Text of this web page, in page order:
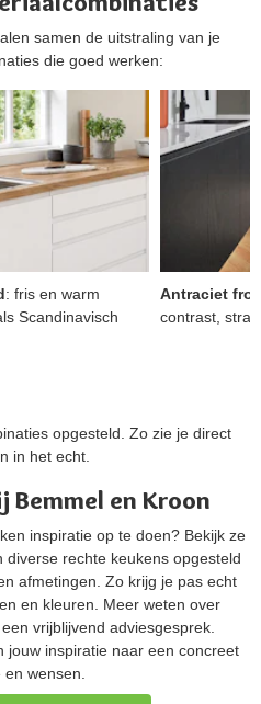
samen de uitstraling van je
die goed werken:
: fris en warm
Scandinavisch
Antraciet
contrast,
opgesteld. Zo zie je direct
in het echt.
Bemmel en Kroon
inspiratie op te doen? Bekijk ze
rechte keukens opgesteld
afmetingen. Zo krijg je pas echt
en kleuren. Meer weten over
vrijblijvend adviesgesprek.
jouw inspiratie naar een concreet
wensen.